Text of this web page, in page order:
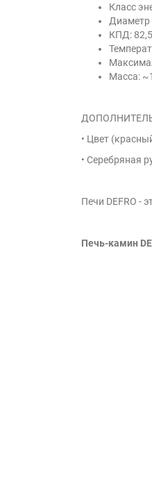
Класс
КПД:
Масса:
• Цвет
• Серебряная
Печи DEFRO -
Печь-камин